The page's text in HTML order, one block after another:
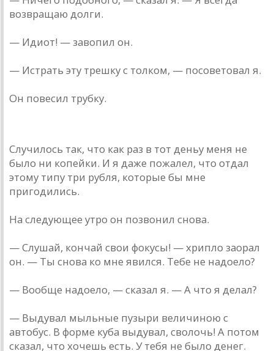
возвращаю долги.
— Идиот! — завопил он.
— Истрать эту трешку с толком, — посоветовал я.
Он повесил трубку.
Случилось так, что как раз в тот деньу меня не
было ни копейки. И я даже пожалел, что отдал
этому типу три рубля, которые бы мне
пригодились.
На следующее утро он позвонил снова.
— Слушай, кончай свои фокусы! — хрипло заорал
он. — Ты снова ко мне явился. Тебе не надоело?
— Вообще надоело, — сказал я. — А что я делал?
— Выдувал мыльные пузыри величиною с
автобус. В форме куба выдувал, сволочь! А потом
сказал, что хочешь есть. У тебя не было денег.